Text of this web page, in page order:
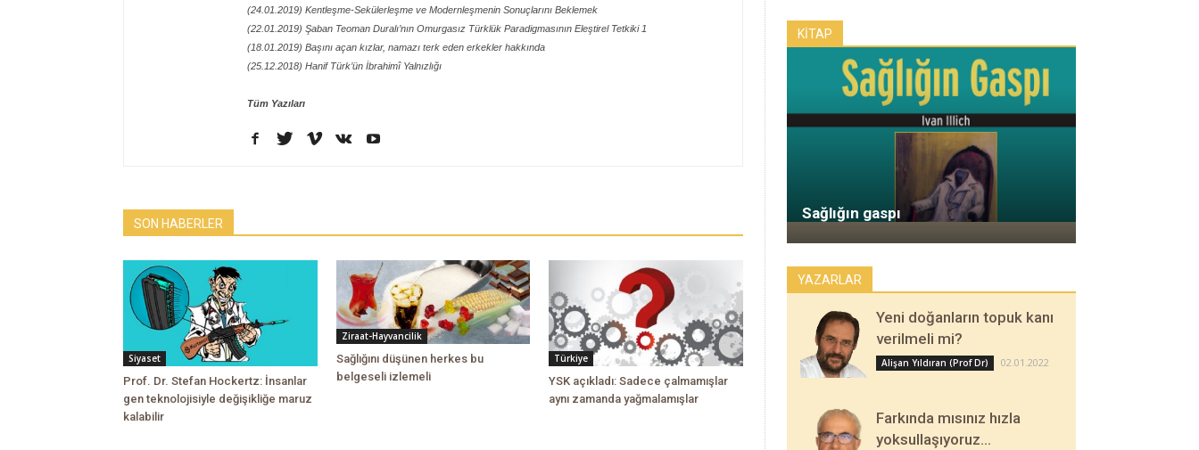
(24.01.2019) Kentleşme-Sekülerleşme ve Modernleşmenin Sonuçlarını Beklemek
(22.01.2019) Şaban Teoman Duralı’nın Omurgasız Türklük Paradigmasının Eleştirel Tetkiki 1
(18.01.2019) Başını açan kızlar, namazı terk eden erkekler hakkında
(25.12.2018) Hanif Türk’ün İbrahimî Yalnızlığı
Tüm Yazıları
SON HABERLER
Siyaset
Prof. Dr. Stefan Hockertz: İnsanlar
gen teknolojisiyle değişikliğe maruz
kalabilir
Ziraat-Hayvancilik
Sağlığını düşünen herkes bu
belgeseli izlemeli
Türkiye
YSK açıkladı: Sadece çalmamışlar
aynı zamanda yağmalamışlar
KİTAP
Sağlığın gaspı
YAZARLAR
Yeni doğanların topuk kanı
verilmeli mi?
Alişan Yıldıran (Prof Dr) 02.01.2022
Farkında mısınız hızla
yoksullaşıyoruz…